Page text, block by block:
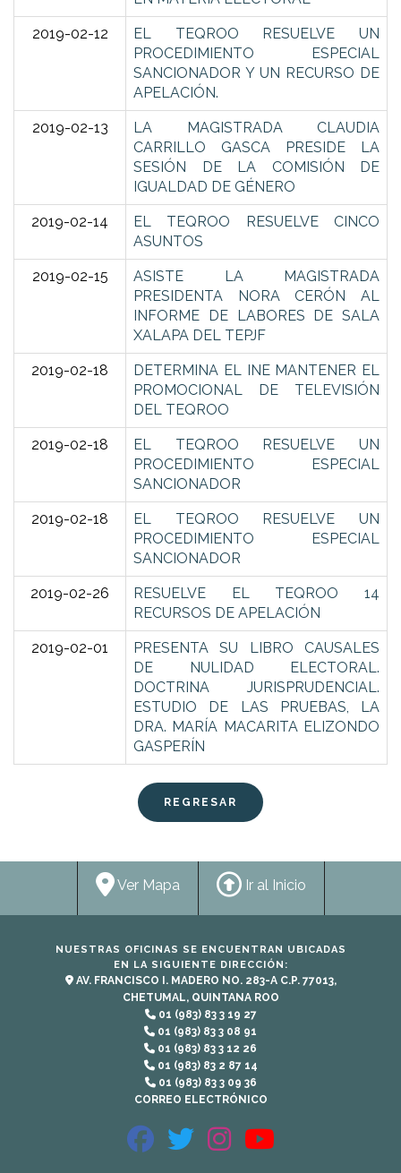
2019-02-12
EL TEQROO RESUELVE UN
PROCEDIMIENTO ESPECIAL
SANCIONADOR Y UN RECURSO DE
APELACIÓN.
2019-02-13
LA MAGISTRADA CLAUDIA
CARRILLO GASCA PRESIDE LA
SESIÓN DE LA COMISIÓN DE
IGUALDAD DE GÉNERO
2019-02-14
EL TEQROO RESUELVE CINCO
ASUNTOS
2019-02-15
ASISTE LA MAGISTRADA
PRESIDENTA NORA CERÓN AL
INFORME DE LABORES DE SALA
XALAPA DEL TEPJF
2019-02-18
DETERMINA EL INE MANTENER EL
PROMOCIONAL DE TELEVISIÓN
DEL TEQROO
2019-02-18
EL TEQROO RESUELVE UN
PROCEDIMIENTO ESPECIAL
SANCIONADOR
2019-02-18
EL TEQROO RESUELVE UN
PROCEDIMIENTO ESPECIAL
SANCIONADOR
2019-02-26
RESUELVE EL TEQROO 14
RECURSOS DE APELACIÓN
2019-02-01
PRESENTA SU LIBRO CAUSALES
DE NULIDAD ELECTORAL.
DOCTRINA JURISPRUDENCIAL.
ESTUDIO DE LAS PRUEBAS, LA
DRA. MARÍA MACARITA ELIZONDO
GASPERÍN
REGRESAR
Ver Mapa Ir al Inicio
NUESTRAS OFICINAS SE ENCUENTRAN UBICADAS
EN LA SIGUIENTE DIRECCIÓN:
AV. FRANCISCO I. MADERO NO. 283-A C.P. 77013,
CHETUMAL, QUINTANA ROO
01 (983) 83 3 19 27
01 (983) 83 3 08 91
01 (983) 83 3 12 26
01 (983) 83 2 87 14
01 (983) 83 3 09 36
CORREO ELECTRÓNICO